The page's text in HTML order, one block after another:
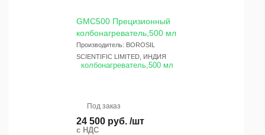
GMC500 Прецизионный
колбонагреватель,500 мл
Производитель: BOROSIL
SCIENTIFIC LIMITED, ИНДИЯ
Под заказ
24 500 руб. /шт
с НДС